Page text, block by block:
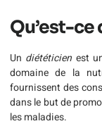
Qu’est-ce
Un diététicien est
domaine de la
fournissent des
dans le but de
les maladies.